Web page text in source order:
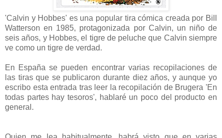
'Calvin y Hobbes' es una popular tira cómica creada por Bill
Watterson en 1985, protagonizada por Calvin, un niño de
seis años, y Hobbes, el tigre de peluche que Calvin siempre
ve como un tigre de verdad.
En España se pueden encontrar varias recopilaciones de
las tiras que se publicaron durante diez años, y aunque yo
escribo esta entrada tras leer la recopilación de Brugera 'En
todas partes hay tesoros', hablaré un poco del producto en
general.